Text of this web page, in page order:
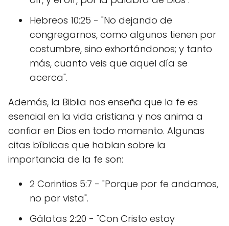
Hebreos 10:25 - "No dejando de
congregarnos, como algunos tienen por
costumbre, sino exhortándonos; y tanto
más, cuanto veis que aquel día se
acerca".
Además, la Biblia nos enseña que la fe es
esencial en la vida cristiana y nos anima a
confiar en Dios en todo momento. Algunas
citas bíblicas que hablan sobre la
importancia de la fe son:
2 Corintios 5:7 - "Porque por fe andamos,
no por vista".
Gálatas 2:20 - "Con Cristo estoy